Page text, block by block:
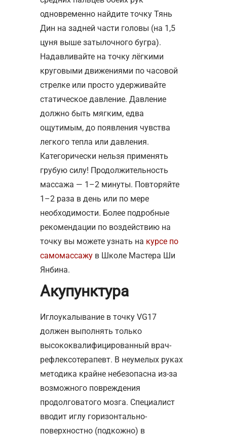
одновременно найдите точку Тянь
Дин на задней части головы (на 1,5
цуня выше затылочного бугра).
Надавливайте на точку лёгкими
круговыми движениями по часовой
стрелке или просто удерживайте
статическое давление. Давление
должно быть мягким, едва
ощутимым, до появления чувства
легкого тепла или давления.
Категорически нельзя применять
грубую силу! Продолжительность
массажа — 1–2 минуты. Повторяйте
1–2 раза в день или по мере
необходимости. Более подробные
рекомендации по воздействию на
точку вы можете узнать на курсе по
самомассажу в Школе Мастера Ши
Янбина.
Акупунктура
Иглоукалывание в точку VG17
должен выполнять только
высококвалифицированный врач-
рефлексотерапевт. В неумелых руках
методика крайне небезопасна из-за
возможного повреждения
продолговатого мозга. Специалист
вводит иглу горизонтально-
поверхностно (подкожно) в